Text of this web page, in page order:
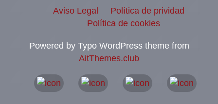
Aviso Legal
Política de prividad
Política de cookies
Powered by Typo WordPress theme from
AitThemes.club